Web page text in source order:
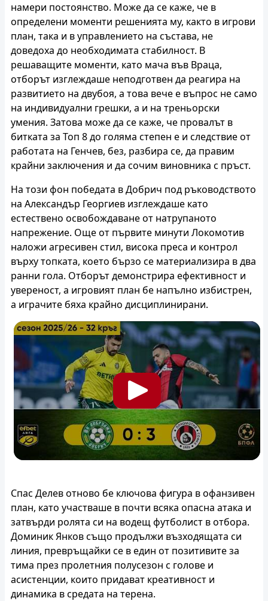
намери постоянство. Може да се каже, че в
определени моменти решенията му, както в игрови
план, така и в управлението на състава, не
доведоха до необходимата стабилност. В
решаващите моменти, като мача във Враца,
отборът изглеждаше неподготвен да реагира на
развитието на двубоя, а това вече е въпрос не само
на индивидуални грешки, а и на треньорски
умения. Затова може да се каже, че провалът в
битката за Топ 8 до голяма степен е и следствие от
работата на Генчев, без, разбира се, да правим
крайни заключения и да сочим виновника с пръст.
На този фон победата в Добрич под ръководството
на Александър Георгиев изглеждаше като
естествено освобождаване от натрупаното
напрежение. Още от първите минути Локомотив
наложи агресивен стил, висока преса и контрол
върху топката, което бързо се материализира в два
ранни гола. Отборът демонстрира ефективност и
увереност, а игровият план бе напълно избистрен,
а играчите бяха крайно дисциплинирани.
Спас Делев отново бе ключова фигура в офанзивен
план, като участваше в почти всяка опасна атака и
затвърди ролята си на водещ футболист в отбора.
Доминик Янков също продължи възходящата си
линия, превръщайки се в един от позитивите за
тима през пролетния полусезон с голове и
асистенции, които придават креативност и
динамика в средата на терена.